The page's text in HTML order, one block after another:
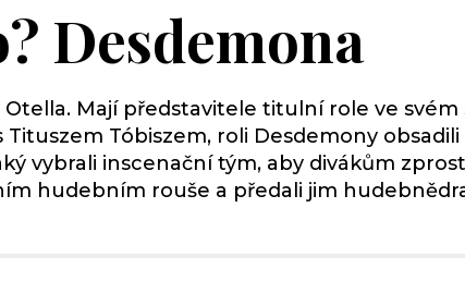
Desdemona
Mají představitele titulní role ve svém
Tóbiszem, roli Desdemony
vybrali inscenační tým, aby divákům
hudebním rouše a předali jim